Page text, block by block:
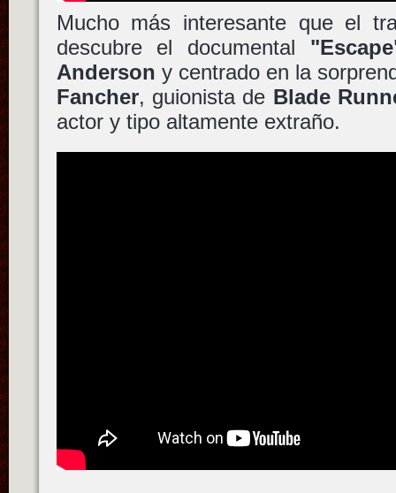
Mucho más interesante que el
descubre el documental
Anderson y centrado en la
Fancher, guionista de Blade
actor y tipo altamente extraño.